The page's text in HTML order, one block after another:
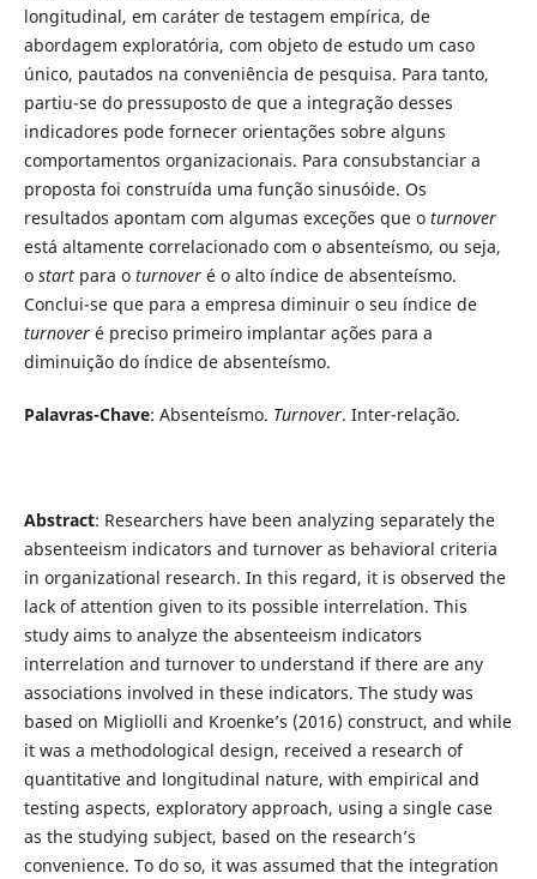
longitudinal, em caráter de testagem empírica, de
abordagem exploratória, com objeto de estudo um caso
único, pautados na conveniência de pesquisa. Para tanto,
partiu-se do pressuposto de que a integração desses
indicadores pode fornecer orientações sobre alguns
comportamentos organizacionais. Para consubstanciar a
proposta foi construída uma função sinusóide. Os
resultados apontam com algumas exceções que o turnover
está altamente correlacionado com o absenteísmo, ou seja,
o startpara o turnoveré o alto índice de absenteísmo.
Conclui-se que para a empresa diminuir o seu índice de
turnoveré preciso primeiro implantar ações para a
diminuição do índice de absenteísmo.
Palavras-Chave: Absenteísmo. Turnover. Inter-relação.
Abstract: Researchers have been analyzing separately the
absenteeism indicators and turnover as behavioral criteria
in organizational research. In this regard, it is observed the
lack of attention given to its possible interrelation. This
study aims to analyze the absenteeism indicators
interrelation and turnover to understand if there are any
associations involved in these indicators. The study was
based on Migliolli and Kroenke’s (2016) construct, and while
it was a methodological design, received a research of
quantitative and longitudinal nature, with empirical and
testing aspects, exploratory approach, using a single case
as the studying subject, based on the research’s
convenience. To do so, it was assumed that the integration